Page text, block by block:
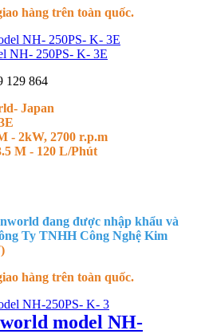
hàng trên toàn quốc.
NH- 250PS- K- 3E
129 864
Japan
- 2kW, 2700 r.p.m
M - 120 L/Phút
đang được nhập khẩu và
Ty TNHH Công Nghệ Kim
hàng trên toàn quốc.
model NH-